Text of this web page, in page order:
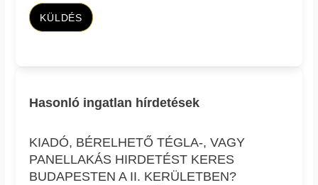
KÜLDÉS
Hasonló ingatlan hírdetések
KIADÓ, BÉRELHETŐ TÉGLA-, VAGY
PANELLAKÁS HIRDETÉST KERES
BUDAPESTEN A II. KERÜLETBEN?